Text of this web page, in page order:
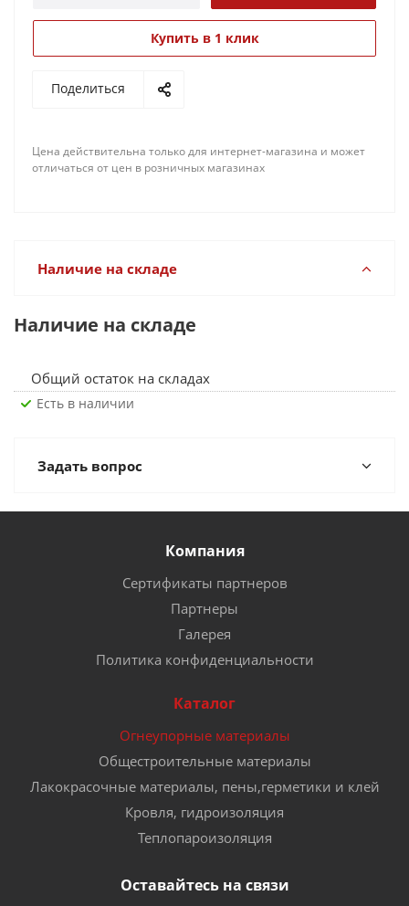
Купить в 1 клик
Поделиться
Цена действительна только для интернет-магазина и может
отличаться от цен в розничных магазинах
Наличие на складе
Наличие на складе
Общий остаток на складах
Есть в наличии
Задать вопрос
Компания
Сертификаты партнеров
Партнеры
Галерея
Политика конфиденциальности
Каталог
Огнеупорные материалы
Общестроительные материалы
Лакокрасочные материалы, пены,герметики и клей
Кровля, гидроизоляция
Теплопароизоляция
Оставайтесь на связи